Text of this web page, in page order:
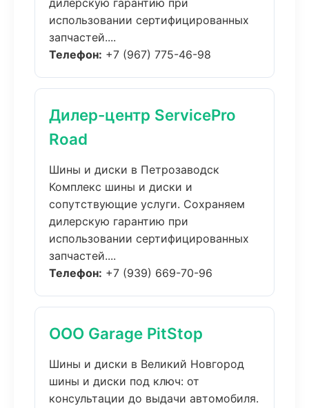
дилерскую гарантию при
использовании сертифицированных
запчастей....
Телефон: +7 (967) 775-46-98
Дилер-центр ServicePro
Road
Шины и диски в Петрозаводск
Комплекс шины и диски и
сопутствующие услуги. Сохраняем
дилерскую гарантию при
использовании сертифицированных
запчастей....
Телефон: +7 (939) 669-70-96
ООО Garage PitStop
Шины и диски в Великий Новгород
шины и диски под ключ: от
консультации до выдачи автомобиля.